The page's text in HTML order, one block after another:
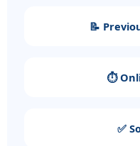
📝
⏱️
✅